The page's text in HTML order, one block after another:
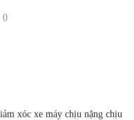
0
xóc xe máy chịu nặng chịu